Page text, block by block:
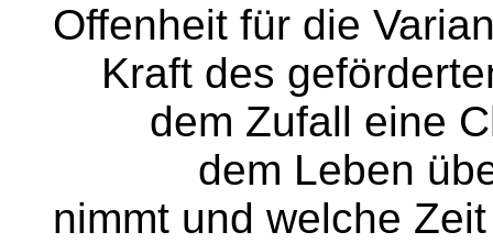
Offenheit für die
Kraft des
dem Zufall eine
dem Leben
nimmt und welche Zeit